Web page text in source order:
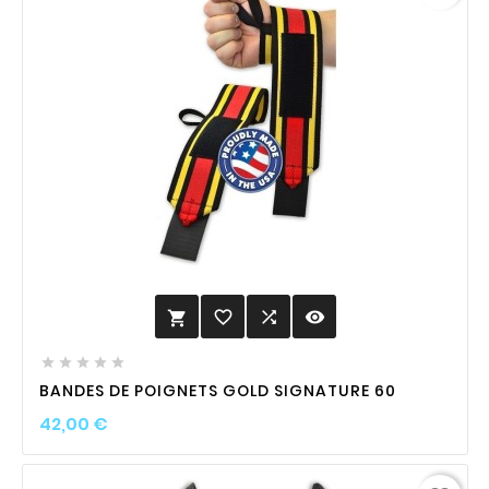
 favorite_border  visibility
    
BANDES DE POIGNETS GOLD SIGNATURE 60
42,00 €Prix